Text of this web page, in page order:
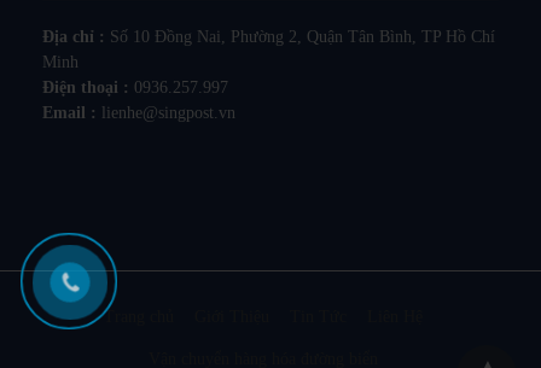
Địa chỉ : Số 10 Đồng Nai, Phường 2, Quận Tân Bình, TP Hồ Chí
Minh
Điện thoại : 0936.257.997
Email : lienhe@singpost.vn
Trang chủ